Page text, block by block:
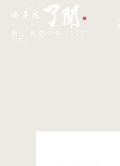
開山 明応元年 (149
2年)